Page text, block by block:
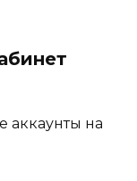
аккаунты на